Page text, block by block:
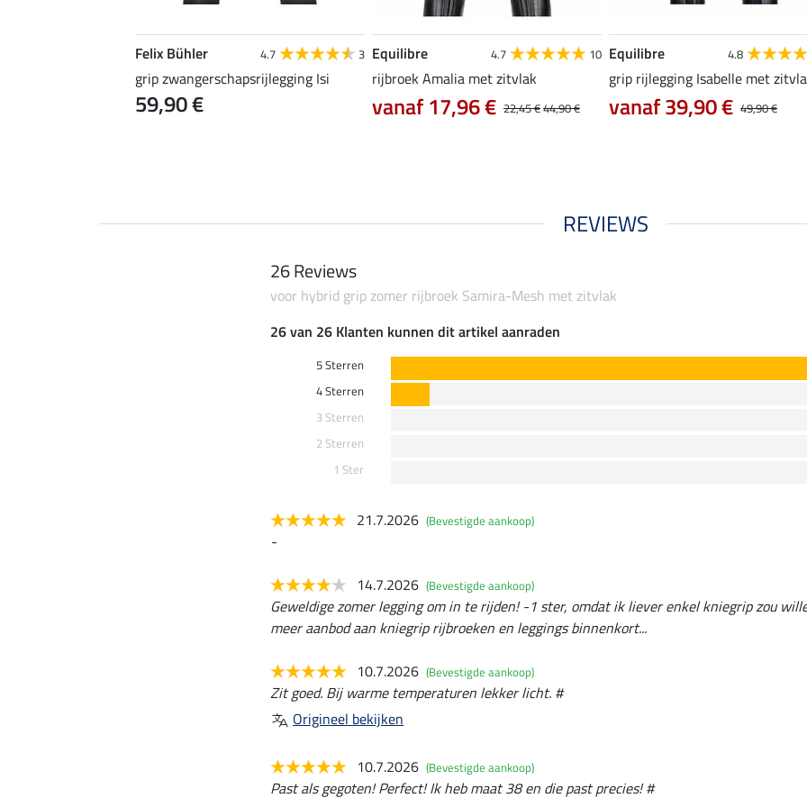
Felix Bühler 4.7 3
grip zwangerschapsrijlegging Isi
59,90 €
Equilibre 4.7 10
rijbroek Amalia met zitvlak
22,45 €44,90 €
vanaf 17,96 €
Equilibre 4.8
grip rijlegging Isabelle met
49,90 €
vanaf 39,90 €
REVIEWS
26 Reviews
voor hybrid grip zomer rijbroek Samira-Mesh met zitvlak
26 van 26 Klanten kunnen dit artikel aanraden
5 Sterren
4 Sterren
3 Sterren
2 Sterren
1 Ster
21.7.2026 (Bevestigde aankoop)
-
14.7.2026 (Bevestigde aankoop)
Geweldige zomer legging om in te rijden! -1 ster, omdat ik liever enkel kniegrip zou
meer aanbod aan kniegrip rijbroeken en leggings binnenkort...
10.7.2026 (Bevestigde aankoop)
Zit goed. Bij warme temperaturen lekker licht. #
Origineel bekijken
10.7.2026 (Bevestigde aankoop)
Past als gegoten! Perfect! Ik heb maat 38 en die past precies! #